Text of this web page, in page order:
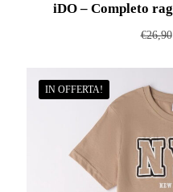
iDO – Completo
€26,90
IN OFFERTA!